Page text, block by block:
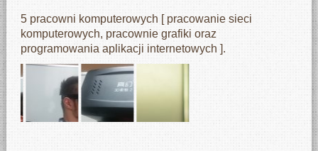
5 pracowni komputerowych [ pracowanie sieci
komputerowych, pracownie grafiki oraz
programowania aplikacji internetowych ].